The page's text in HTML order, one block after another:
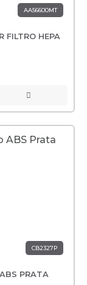
AA56600MT
FILTRO HEPA
CB2327P
PRATA